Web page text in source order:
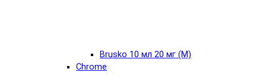
Brusko 10 мл 20 мг (М)
Chrome